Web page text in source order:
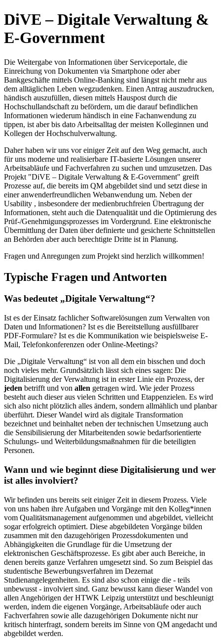
DiVE – Digitale Verwaltung &
E-Government
Die Weitergabe von Informationen über Serviceportale, die
Einreichung von Dokumenten via Smartphone oder aber
Bankgeschäfte mittels Online-Banking sind längst nicht mehr aus
dem alltäglichen Leben wegzudenken. Einen Antrag auszudrucken,
händisch auszufüllen, diesen mittels Hauspost durch die
Hochschullandschaft zu befördern, um die darauf befindlichen
Informationen wiederum händisch in eine Fachanwendung zu
tippen, ist aber bis dato Arbeitsalltag der meisten Kolleginnen und
Kollegen der Hochschulverwaltung.
Daher haben wir uns vor einiger Zeit auf den Weg gemacht, auch
für uns moderne und realisierbare IT-basierte Lösungen unserer
Arbeitsabläufe und Fachverfahren zu suchen und umzusetzen. Das
Projekt "DiVE – Digitale Verwaltung & E-Government" greift
Prozesse auf, die bereits im QM abgebildet sind und setzt diese in
einer anwenderfreundlichen Webanwendung um. Neben der
Usability , insbesondere der medienbruchfreien Übertragung der
Informationen, steht auch die Datenqualität und die Optimierung des
Prüf-/Genehmigungsprozesses im Vordergrund. Eine elektronische
Übermittlung der Daten über definierte und gesicherte Schnittstellen
an Behörden aber auch berechtigte Dritte ist in Planung.
Fragen und Anregungen zum Projekt sind herzlich willkommen!
Typische Fragen und Antworten
Was bedeutet „Digitale Verwaltung“?
Ist es der Einsatz fachlicher Softwarelösungen zum Verwalten von
Daten und Informationen? Ist es die Bereitstellung ausfüllbarer
PDF-Formulare? Ist es die Kommunikation wie beispielsweise E-
Mail, Telefonkonferenzen oder Online-Meetings?
Die „Digitale Verwaltung“ ist von all dem ein bisschen und doch
noch vieles mehr. Grundsätzlich lässt sich eines sagen: Die
Digitalisierung der Verwaltung ist in erster Linie ein Prozess, der
jeden betrifft und von allen getragen wird. Wie jeder Prozess
besteht auch dieser aus vielen Schritten und Etappenzielen. Es wird
sich also nicht plötzlich alles ändern, sondern allmählich und planbar
überführt. Dieser Wandel wird als digitale Transformation
bezeichnet und beinhaltet neben der technischen Umsetzung auch
die Sensibilisierung der Mitarbeitenden sowie bedarfsorientierte
Schulungs- und Weiterbildungsmaßnahmen für die beteiligten
Personen.
Wann und wie beginnt diese Digitalisierung und wer
ist alles involviert?
Wir befinden uns bereits seit einiger Zeit in diesem Prozess. Viele
von uns haben ihre Aufgaben und Vorgänge mit den Kolleg*innen
vom Qualitätsmanagement aufgenommen und abgebildet, vielleicht
sogar erfolgreich optimiert. Diese abgebildeten Vorgänge bilden
zusammen mit den dazugehörigen Prozessdokumenten und
Abhängigkeiten die Grundlage für die Umsetzung der
elektronischen Geschäftsprozesse. Es gibt aber auch Bereiche, in
denen bereits ganze Verfahren umgesetzt sind. So zum Beispiel das
studentische Bewerbungsverfahren im Dezernat
Studienangelegenheiten. Es sind also schon einige die - teils
unbewusst - involviert sind. Ganz bewusst kann dieser Wandel von
allen Angehörigen der HTWK Leipzig unterstützt und beschleunigt
werden, indem die eigenen Vorgänge, Arbeitsabläufe oder auch
Fachverfahren sowie alle dazugehörigen Dokumente nicht nur
kritisch hinterfragt, sondern bereits im Sinne von QM angedacht und
abgebildet werden.